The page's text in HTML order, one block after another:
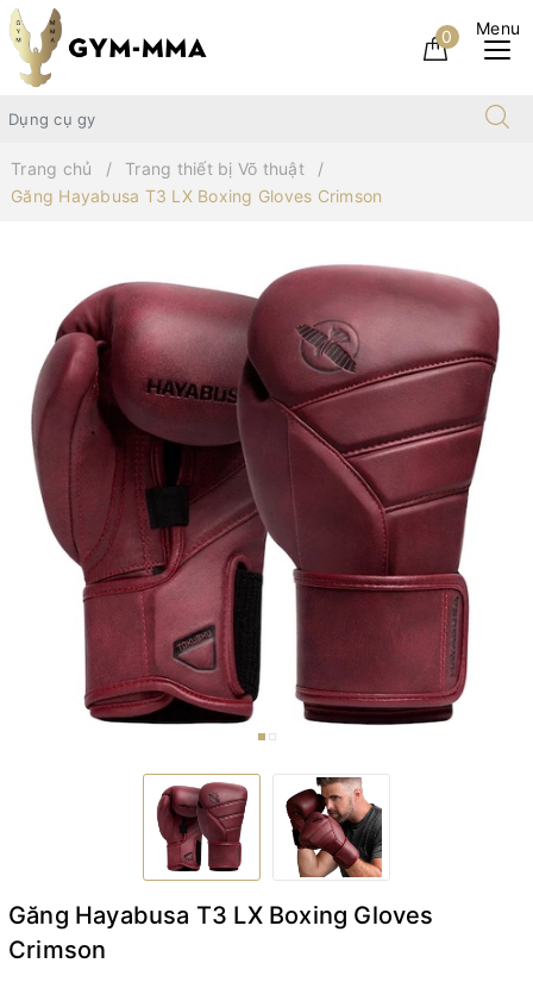
0
Trang chủ
Trang thiết bị Võ thuật
Găng Hayabusa T3 LX Boxing Gloves Crimson
Găng Hayabusa T3 LX Boxing Gloves
Crimson